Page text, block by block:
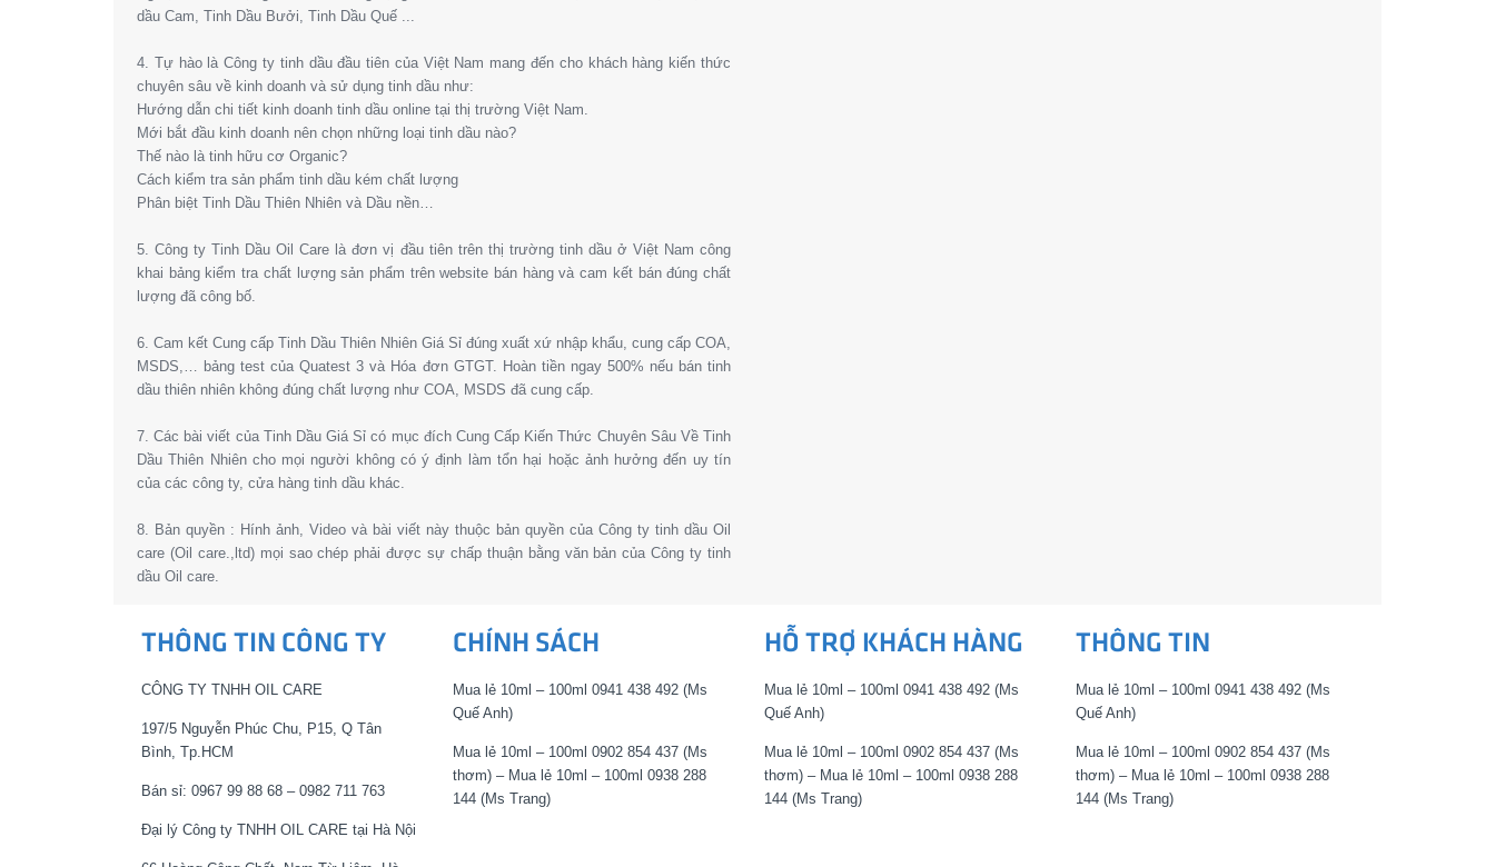
dầu Cam, Tinh Dầu Bưởi, Tinh Dầu Quế ...
4. Tự hào là Công ty tinh dầu đầu tiên của Việt Nam mang đến cho khách hàng kiến thức
chuyên sâu về kinh doanh và sử dụng tinh dầu như:
Hướng dẫn chi tiết kinh doanh tinh dầu online tại thị trường Việt Nam.
Mới bắt đầu kinh doanh nên chọn những loại tinh dầu nào?
Thế nào là tinh hữu cơ Organic?
Cách kiểm tra sản phẩm tinh dầu kém chất lượng
Phân biệt Tinh Dầu Thiên Nhiên và Dầu nền…
5. Công ty Tinh Dầu Oil Care là đơn vị đầu tiên trên thị trường tinh dầu ở Việt Nam công
khai bảng kiểm tra chất lượng sản phẩm trên website bán hàng và cam kết bán đúng chất
lượng đã công bố.
6. Cam kết Cung cấp Tinh Dầu Thiên Nhiên Giá Sỉ đúng xuất xứ nhập khẩu, cung cấp COA,
MSDS,… bảng test của Quatest 3 và Hóa đơn GTGT. Hoàn tiền ngay 500% nếu bán tinh
dầu thiên nhiên không đúng chất lượng như COA, MSDS đã cung cấp.
7. Các bài viết của Tinh Dầu Giá Sỉ có mục đích Cung Cấp Kiến Thức Chuyên Sâu Về Tinh
Dầu Thiên Nhiên cho mọi người không có ý định làm tổn hại hoặc ảnh hưởng đến uy tín
của các công ty, cửa hàng tinh dầu khác.
8. Bản quyền : Hính ảnh, Video và bài viết này thuộc bản quyền của Công ty tinh dầu Oil
care (Oil care.,ltd) mọi sao chép phải được sự chấp thuận bằng văn bản của Công ty tinh
dầu Oil care.
THÔNG TIN CÔNG TY
CÔNG TY TNHH OIL CARE
197/5 Nguyễn Phúc Chu, P15, Q Tân
Bình, Tp.HCM
Bán sỉ: 0967 99 88 68 – 0982 711 763
Đại lý Công ty TNHH OIL CARE tại Hà Nội
CHÍNH SÁCH
Mua lẻ 10ml – 100ml 0941 438 492 (Ms
Quế Anh)
Mua lẻ 10ml – 100ml 0902 854 437 (Ms
thơm) – Mua lẻ 10ml – 100ml 0938 288
144 (Ms Trang)
HỖ TRỢ KHÁCH HÀNG
Mua lẻ 10ml – 100ml 0941 438 492 (Ms
Quế Anh)
Mua lẻ 10ml – 100ml 0902 854 437 (Ms
thơm) – Mua lẻ 10ml – 100ml 0938 288
144 (Ms Trang)
THÔNG TIN
Mua lẻ 10ml – 100ml 0941 438 492 (Ms
Quế Anh)
Mua lẻ 10ml – 100ml 0902 854 437 (Ms
thơm) – Mua lẻ 10ml – 100ml 0938 288
144 (Ms Trang)